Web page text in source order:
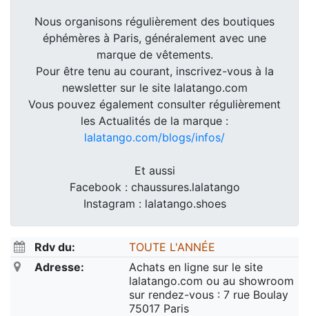
Nous organisons régulièrement des boutiques
éphémères à Paris, généralement avec une
marque de vêtements.
Pour être tenu au courant, inscrivez-vous à la
newsletter sur le site lalatango.com
Vous pouvez également consulter régulièrement
les Actualités de la marque :
lalatango.com/blogs/infos/
Et aussi
Facebook : chaussures.lalatango
Instagram : lalatango.shoes
Rdv du:
TOUTE L'ANNÉE
Adresse:
Achats en ligne sur le site
lalatango.com ou au showroom
sur rendez-vous : 7 rue Boulay
75017 Paris